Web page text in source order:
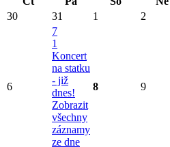
30 31 1 2
6
7
1
Koncert
na statku
- již
dnes!
Zobrazit
všechny
záznamy
ze dne
8 9